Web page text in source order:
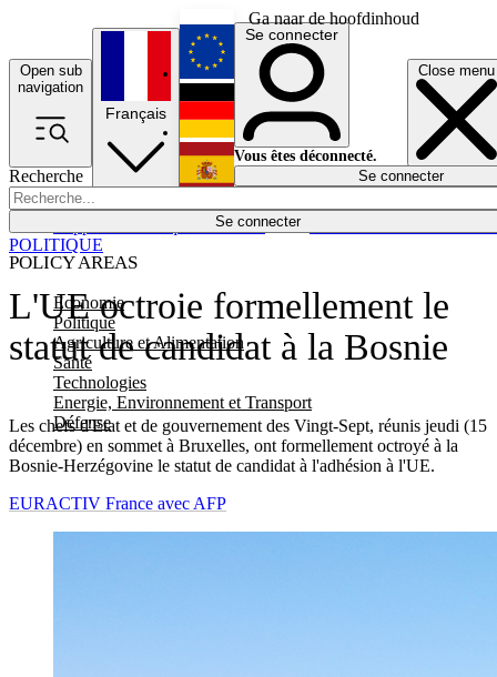
Ga naar de hoofdinhoud
Open sub
navigation
Close menu
Recherche
Se connecter
POLICY AREAS
Economie
Politique
Agriculture et Alimentation
Santé
Technologies
Energie, Environnement et Transport
Défense
Économie
Français
English
Deutsch
Español
Se connecter
Vous êtes déconnecté.
Se connecter
L'UE octroie formellement le
statut de candidat à la Bosnie
Les chefs d'Etat et de gouvernement des Vingt-Sept, réunis jeudi (15
décembre) en sommet à Bruxelles, ont formellement octroyé à la
Bosnie-Herzégovine le statut de candidat à l'adhésion à l'UE.
POLITIQUE
EURACTIV France avec AFP